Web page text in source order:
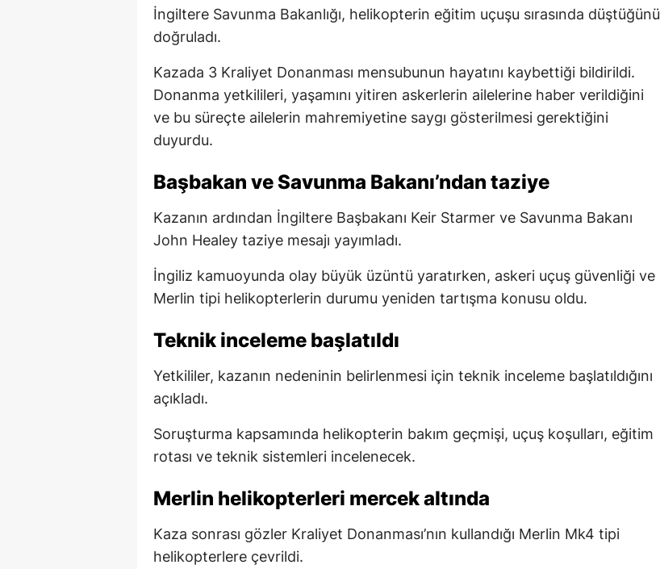
İngiltere Savunma Bakanlığı, helikopterin eğitim uçuşu sırasında düştüğünü
doğruladı.
Kazada 3 Kraliyet Donanması mensubunun hayatını kaybettiği bildirildi.
Donanma yetkilileri, yaşamını yitiren askerlerin ailelerine haber verildiğini
ve bu süreçte ailelerin mahremiyetine saygı gösterilmesi gerektiğini
duyurdu.
Başbakan ve Savunma Bakanı’ndan taziye
Kazanın ardından İngiltere Başbakanı Keir Starmer ve Savunma Bakanı
John Healey taziye mesajı yayımladı.
İngiliz kamuoyunda olay büyük üzüntü yaratırken, askeri uçuş güvenliği ve
Merlin tipi helikopterlerin durumu yeniden tartışma konusu oldu.
Teknik inceleme başlatıldı
Yetkililer, kazanın nedeninin belirlenmesi için teknik inceleme başlatıldığını
açıkladı.
Soruşturma kapsamında helikopterin bakım geçmişi, uçuş koşulları, eğitim
rotası ve teknik sistemleri incelenecek.
Merlin helikopterleri mercek altında
Kaza sonrası gözler Kraliyet Donanması’nın kullandığı Merlin Mk4 tipi
helikopterlere çevrildi.